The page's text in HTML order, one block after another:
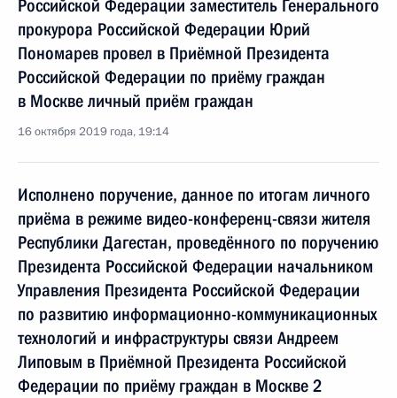
Российской Федерации заместитель Генерального
прокурора Российской Федерации Юрий
Пономарев провел в Приёмной Президента
Российской Федерации по приёму граждан
в Москве личный приём граждан
16 октября 2019 года, 19:14
Исполнено поручение, данное по итогам личного
приёма в режиме видео-конференц-связи жителя
Республики Дагестан, проведённого по поручению
Президента Российской Федерации начальником
Управления Президента Российской Федерации
по развитию информационно-коммуникационных
технологий и инфраструктуры связи Андреем
Липовым в Приёмной Президента Российской
Федерации по приёму граждан в Москве 2